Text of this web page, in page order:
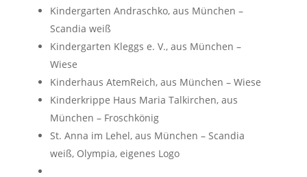
Kindergarten Andraschko, aus München –
Scandia weiß
Kindergarten Kleggs e. V., aus München –
Wiese
Kinderhaus AtemReich, aus München – Wiese
Kinderkrippe Haus Maria Talkirchen, aus
München – Froschkönig
St. Anna im Lehel, aus München – Scandia
weiß, Olympia, eigenes Logo